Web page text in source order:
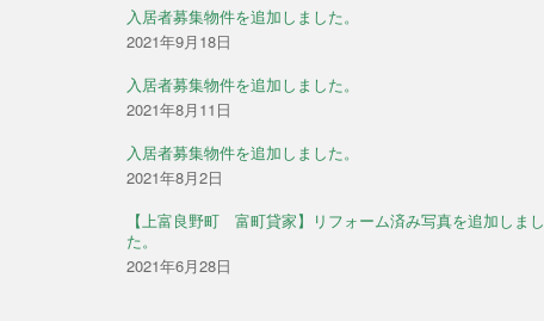
入居者募集物件を追加しました。
2021年9月18日
入居者募集物件を追加しました。
2021年8月11日
入居者募集物件を追加しました。
2021年8月2日
【上富良野町 富町貸家】リフォーム済み写真を追加しまし
た。
2021年6月28日